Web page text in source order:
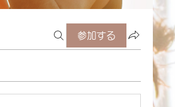
参加する